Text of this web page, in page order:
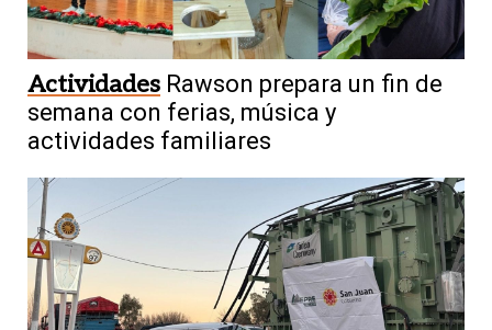
Actividades Rawson prepara un fin de
semana con ferias, música y
actividades familiares